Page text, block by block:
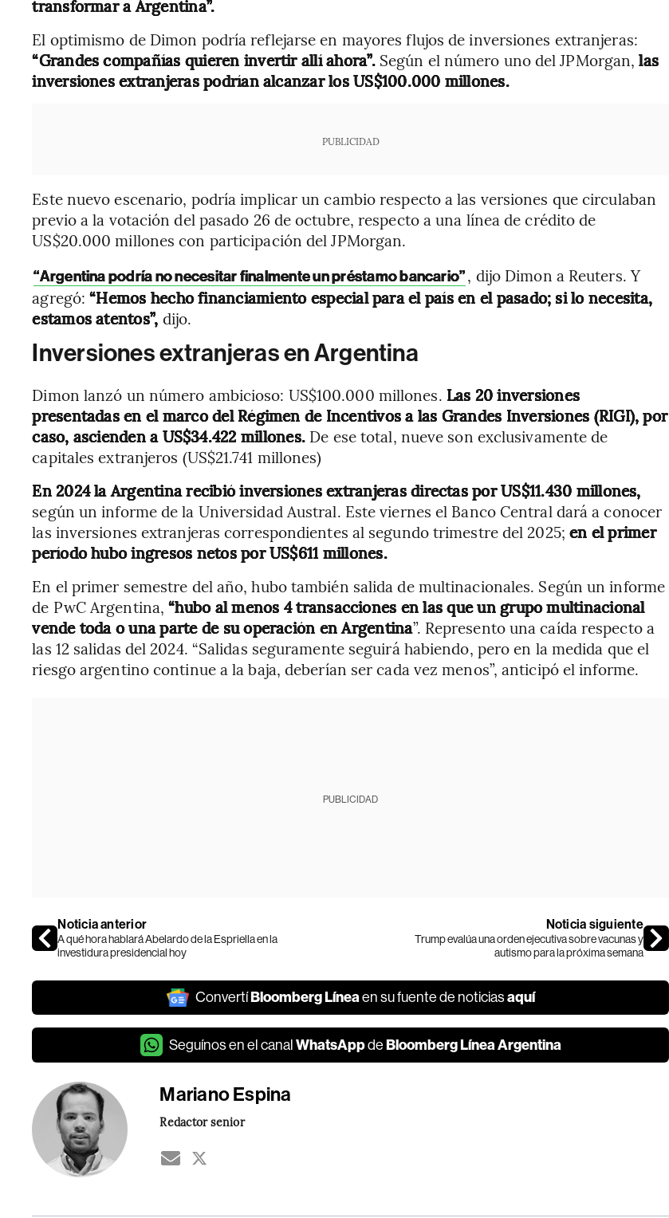
transformar a Argentina”.
El optimismo de Dimon podría reflejarse en mayores flujos de inversiones extranjeras:
“Grandes compañías quieren invertir allí ahora”.Según el número uno del JPMorgan, las
inversiones extranjeras podrían alcanzar los US$100.000 millones.
PUBLICIDAD
Este nuevo escenario, podría implicar un cambio respecto a las versiones que circulaban
previo a la votación del pasado 26 de octubre, respecto a una línea de crédito de
US$20.000 millones con participación del JPMorgan.
“Argentina podría no necesitar finalmente un préstamo bancario”, dijo Dimon a Reuters. Y
agregó:“Hemos hecho financiamiento especial para el país en el pasado; si lo necesita,
estamos atentos”, dijo.
Inversiones extranjeras en Argentina
Dimon lanzó un número ambicioso: US$100.000 millones. Las 20 inversiones
presentadas en el marco del Régimen de Incentivos a las Grandes Inversiones (RIGI), por
caso, ascienden a US$34.422 millones. De ese total, nueve son exclusivamente de
capitales extranjeros (US$21.741 millones)
En 2024 la Argentina recibió inversiones extranjeras directas por US$11.430 millones,
según un informe de la Universidad Austral. Este viernes el Banco Central dará a conocer
las inversiones extranjeras correspondientes al segundo trimestre del 2025; en el primer
período hubo ingresos netos por US$611 millones.
En el primer semestre del año, hubo también salida de multinacionales. Según un informe
de PwC Argentina, “hubo al menos 4 transacciones en las que un grupo multinacional
vende toda o una parte de su operación en Argentina”. Represento una caída respecto a
las 12 salidas del 2024. “Salidas seguramente seguirá habiendo, pero en la medida que el
riesgo argentino continue a la baja, deberían ser cada vez menos”, anticipó el informe.
PUBLICIDAD
Noticia anterior
A qué hora hablará Abelardo de la Espriella en la
investidura presidencial hoy
Noticia siguiente
Trump evalúa una orden ejecutiva sobre vacunas y
autismo para la próxima semana
ConvertíBloomberg Líneaen su fuente de noticiasaquí
Seguínos en el canal WhatsAppde Bloomberg Línea Argentina
Mariano Espina
Redactor senior